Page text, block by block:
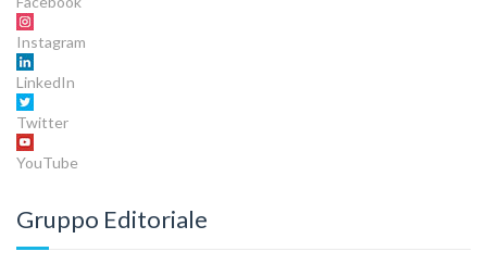
Instagram
LinkedIn
Twitter
YouTube
Gruppo Editoriale